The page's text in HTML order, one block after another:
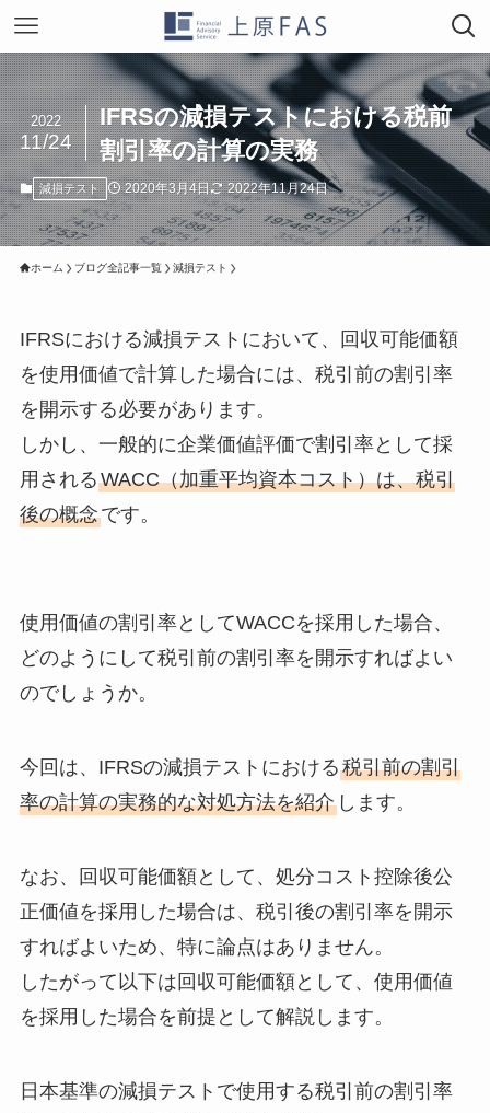
IFRSの減損テストにおける税前
割引率の計算の実務
2022
11/24
減損テスト 2020年3月4日 2022年11月24日
ホーム ブログ全記事一覧 減損テスト
IFRSにおける減損テストにおいて、回収可能価額
を使用価値で計算した場合には、税引前の割引率
を開示する必要があります。
しかし、一般的に企業価値評価で割引率として採
用されるWACC（加重平均資本コスト）は、税引
後の概念です。
使用価値の割引率としてWACCを採用した場合、
どのようにして税引前の割引率を開示すればよい
のでしょうか。
今回は、IFRSの減損テストにおける税引前の割引
率の計算の実務的な対処方法を紹介します。
なお、回収可能価額として、処分コスト控除後公
正価値を採用した場合は、税引後の割引率を開示
すればよいため、特に論点はありません。
したがって以下は回収可能価額として、使用価値
を採用した場合を前提として解説します。
日本基準の減損テストで使用する税引前の割引率